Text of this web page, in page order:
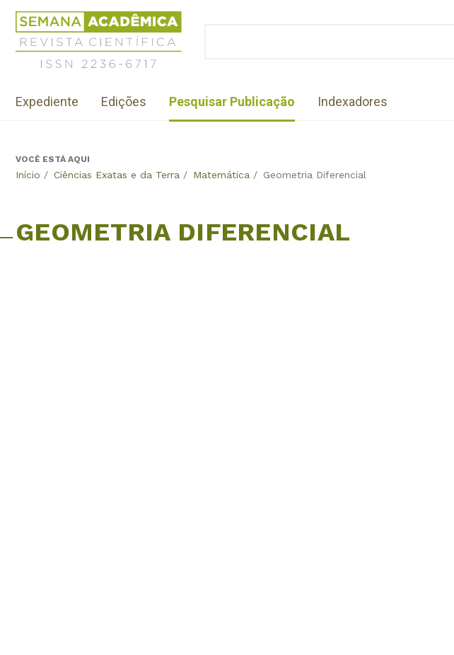
Jump
navigation
Revista
Científica
Semana
Acadêmica
2236-
Menu
institutional
Expediente Edições Pesquisar Publicação Indexadores
BackVOCÊ ESTÁ AQUI
Início / Ciências Exatas e da Terra / Matemática / Geometria Diferencial
GEOMETRIA DIFERENCIAL